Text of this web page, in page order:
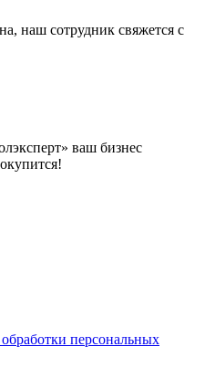
наш сотрудник свяжется с
ваш бизнес
персональных